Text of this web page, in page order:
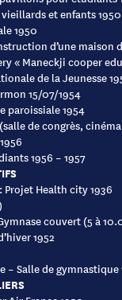
et enfants 1950
1950
d’une maison
« Maneckji cooper
de la Jeunesse
15/07/1954
paroissiale 1954
de congrès,
1956 – 1957
Projet Health city 1936
couvert (5 à
1952
– Salle de gymnastique